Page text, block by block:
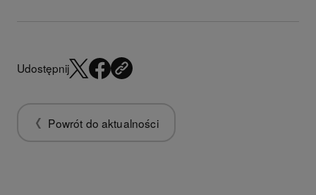
Udostępnij
Powrót do aktualności